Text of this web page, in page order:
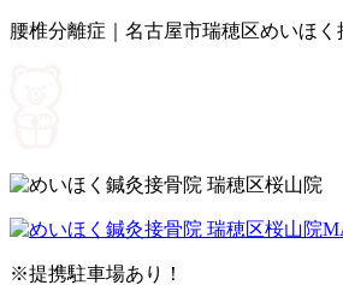
腰椎分離症｜名古屋市瑞穂区めいほく
※提携駐車場あり！